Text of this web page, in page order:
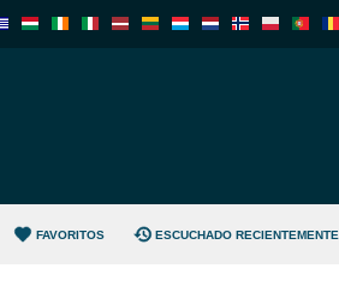
FAVORITOS ESCUCHADO RECIENTEMENTE